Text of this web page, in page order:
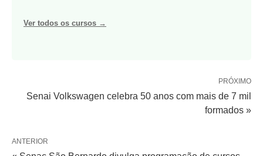
Ver todos os cursos →
PRÓXIMO
Senai Volkswagen celebra 50 anos com mais de 7 mil
formados »
ANTERIOR